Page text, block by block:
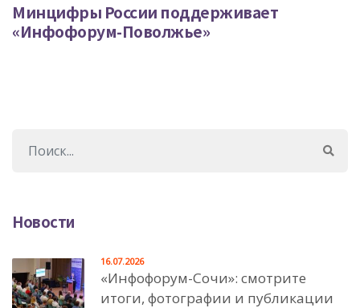
Минцифры России поддерживает
«Инфофорум-Поволжье»
Новости
«Инфофорум-Сочи»: смотрите
итоги, фотографии и публикации
16.07.2026